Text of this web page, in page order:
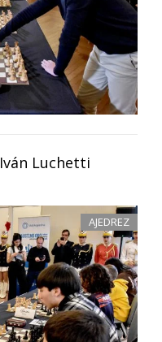
Luchetti
AJEDREZ